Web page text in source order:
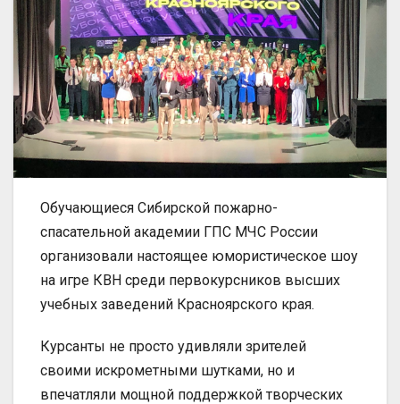
Обучающиеся Сибирской пожарно-
спасательной академии ГПС МЧС России
организовали настоящее юмористическое шоу
на игре КВН среди первокурсников высших
учебных заведений Красноярского края.
Курсанты не просто удивляли зрителей
своими искрометными шутками, но и
впечатляли мощной поддержкой творческих